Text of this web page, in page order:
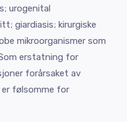
urogenital
giardiasis; kirurgiske
mikroorganismer som
erstatning for
forårsaket av
er følsomme for